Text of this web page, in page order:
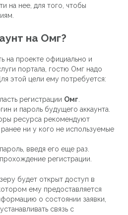
на нее, для того, чтобы
на Омг?
на проекте официально и
портала, гостю Омг надо
этой цели ему потребуется:
регистрации Омг
и пароль будущего аккаунта.
ресурса рекомендуют
ранее ни у кого не используемые
введя его еще раз.
регистрации.
будет открыт доступ в
ему предоставляется
о состоянии заявки,
связь с